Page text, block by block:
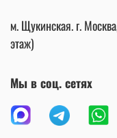
м. Щукинская. г.
этаж)
Мы в соц. сетях